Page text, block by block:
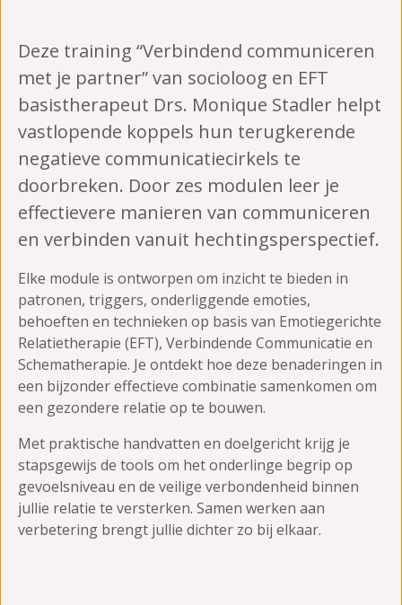
Deze training “Verbindend communiceren
met je partner” van socioloog en EFT
basistherapeut Drs. Monique Stadler helpt
vastlopende koppels hun terugkerende
negatieve communicatiecirkels te
doorbreken. Door zes modulen leer je
effectievere manieren van communiceren
en verbinden vanuit hechtingsperspectief.
Elke module is ontworpen om inzicht te bieden in
patronen, triggers, onderliggende emoties,
behoeften en technieken op basis van Emotiegerichte
Relatietherapie (EFT), Verbindende Communicatie en
Schematherapie. Je ontdekt hoe deze benaderingen in
een bijzonder effectieve combinatie samenkomen om
een gezondere relatie op te bouwen.
Met praktische handvatten en doelgericht krijg je
stapsgewijs de tools om het onderlinge begrip op
gevoelsniveau en de veilige verbondenheid binnen
jullie relatie te versterken. Samen werken aan
verbetering brengt jullie dichter zo bij elkaar.